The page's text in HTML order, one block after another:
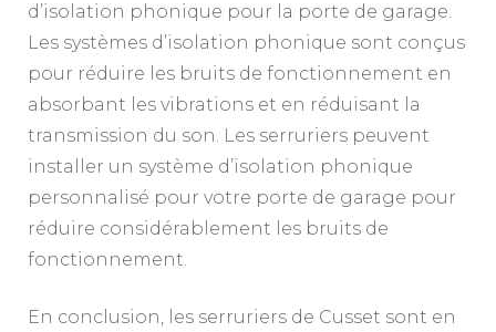
d’isolation phonique pour la porte de garage.
Les systèmes d’isolation phonique sont conçus
pour réduire les bruits de fonctionnement en
absorbant les vibrations et en réduisant la
transmission du son. Les serruriers peuvent
installer un système d’isolation phonique
personnalisé pour votre porte de garage pour
réduire considérablement les bruits de
fonctionnement.
En conclusion, les serruriers de Cusset sont en